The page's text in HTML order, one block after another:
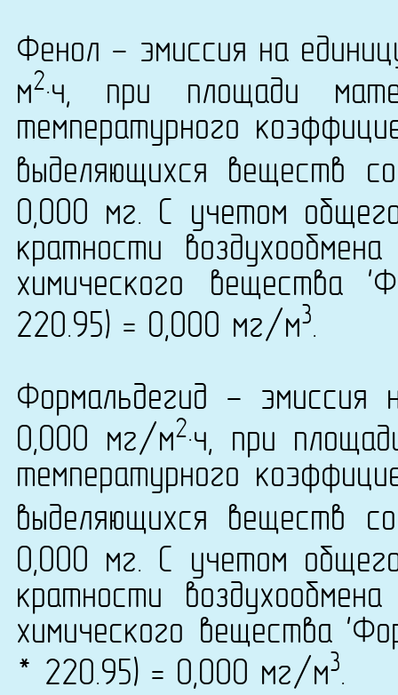
Фенол - эмиссия на
м2·ч, при площади
температурного
выделяющихся веществ
0,000 мг. С учетом
кратности
химического
220.95) = 0,000 мг/м3.
Формальдегид - эмиссия
0,000 мг/м2·ч, при
температурного
выделяющихся веществ
0,000 мг. С учетом
кратности
химического вещества
* 220.95) = 0,000 мг/м3.